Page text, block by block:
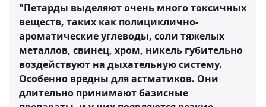
"Петарды выделяют очень много токсичных
веществ, таких как полициклично-
ароматические углеводы, соли тяжелых
металлов, свинец, хром, никель губительно
воздействуют на дыхательную систему.
Особенно вредны для астматиков. Они
длительно принимают базисные